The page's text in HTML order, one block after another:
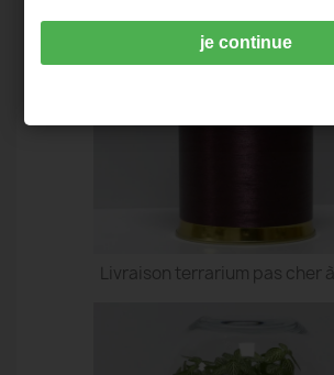
Livraison terrarium pas cher
je continue